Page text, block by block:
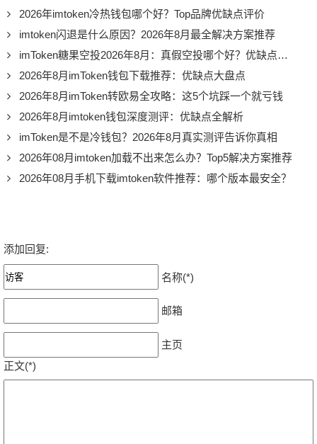
2026年imtoken冷热钱包哪个好？Top品牌优缺点评价
imtoken闪退是什么原因？2026年8月最全解决方案推荐
imToken糖果空投2026年8月：真假空投哪个好？优缺点全推荐
2026年8月imToken钱包下载推荐：优缺点大盘点
2026年8月imToken转欧易全攻略：这5个坑踩一个就亏钱
2026年8月imtoken钱包深度测评：优缺点全解析
imToken是不是冷钱包？2026年8月真实测评告诉你真相
2026年08月imtoken加载不出来怎么办？Top5解决方案推荐
2026年08月手机下载imtoken软件推荐：哪个版本最安全？
添加回复:
名称(*)
邮箱
主页
正文(*)